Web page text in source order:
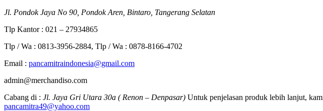
Jl. Pondok Jaya No 90, Pondok Aren, Bintaro, Tangerang Selatan
Tlp Kantor : 021 – 27934865
Tlp / Wa : 0813-3956-2884, Tlp / Wa : 0878-8166-4702
Email : pancamitraindonesia@gmail.com
admin@merchandiso.com
Cabang di : Jl. Jaya Gri Utara 30a ( Renon – Denpasar) Untuk penjelasan produk lebih lanjut,
pancamitra49@yahoo.com